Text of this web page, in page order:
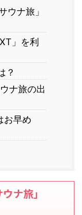
ウナ旅」
」を利
？
ナ旅の出
お早め
ナ旅」